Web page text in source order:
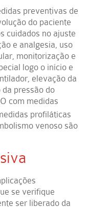
preventivas de
do paciente
cuidados no ajuste
e analgesia, uso
monitorização e
logo o início e
elevação da
pressão do
O com medidas
profiláticas
venoso são
se verifique
ser liberado da